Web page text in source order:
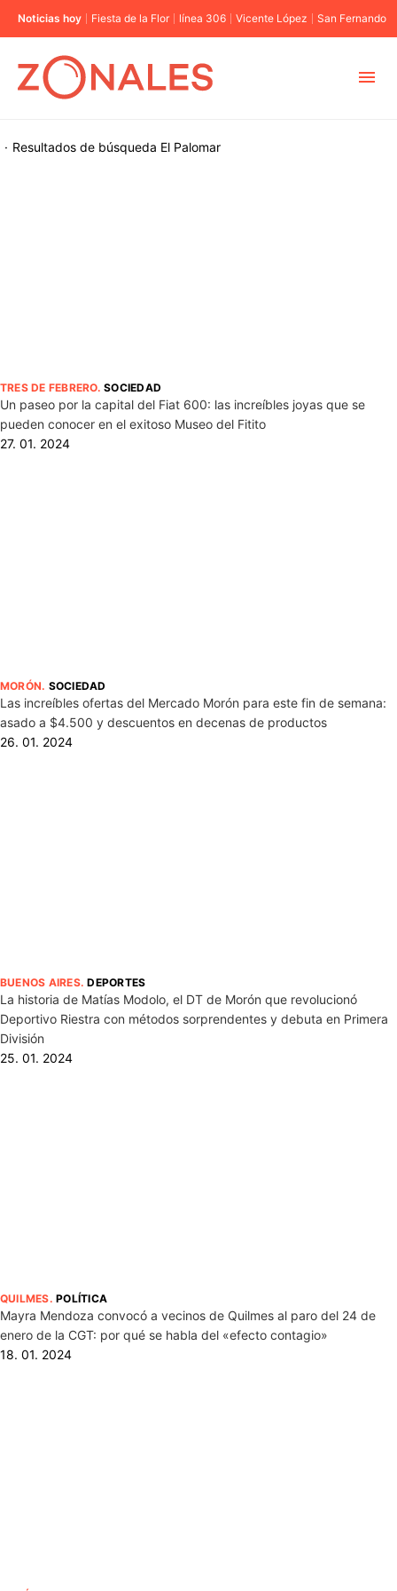
Noticias hoy Fiesta de la Flor línea 306 Vicente López San Fernando
Resultados de búsqueda
· El Palomar
TRES DE FEBRERO.SOCIEDAD
Un paseo por la capital del Fiat 600: las increíbles joyas que se
pueden conocer en el exitoso Museo del Fitito
27. 01. 2024
MORÓN. SOCIEDAD
Las increíbles ofertas del Mercado Morón para este fin de semana:
asado a $4.500 y descuentos en decenas de productos
26. 01. 2024
BUENOS AIRES.DEPORTES
La historia de Matías Modolo, el DT de Morón que revolucionó
Deportivo Riestra con métodos sorprendentes y debuta en Primera
División
25. 01. 2024
QUILMES.POLÍTICA
Mayra Mendoza convocó a vecinos de Quilmes al paro del 24 de
enero de la CGT: por qué se habla del «efecto contagio»
18. 01. 2024